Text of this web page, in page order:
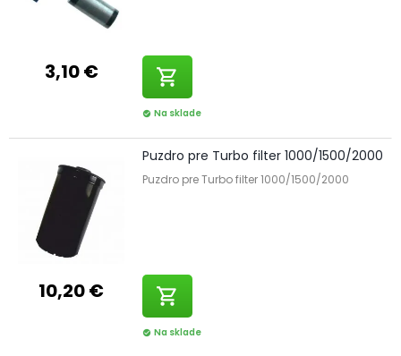
3,10 € shopping_cart
check_circle Na sklade
10,20 €
Puzdro pre Turbo filter 1000/1500/2000
Puzdro pre Turbo filter 1000/1500/2000
shopping_cart
check_circle Na sklade